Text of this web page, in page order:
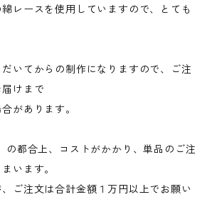
レースを使用していますので、とても
いてからの制作になりますので、ご注
けまで
があります。
の都合上、コストがかかり、単品のご注
います。
ご注文は合計金額１万円以上でお願い